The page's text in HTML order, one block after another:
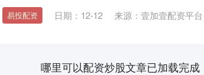
易投配资 日期：12-12 来源：壹加壹配资平台
哪里可以配资炒股文章已加载完成